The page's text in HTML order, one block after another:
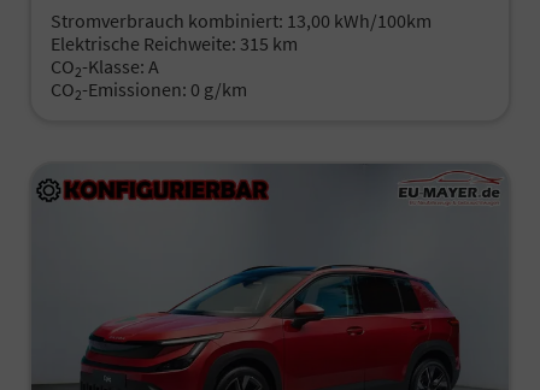
Stromverbrauch kombiniert: 13,00 kWh/100km
Elektrische Reichweite: 315 km
CO2-Klasse: A
CO2-Emissionen: 0 g/km